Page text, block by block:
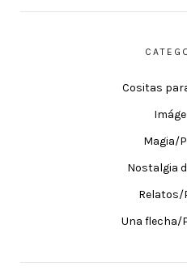
Cositas
Magia/
Nostalgia
Relatos/
Una flecha/